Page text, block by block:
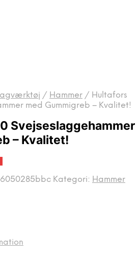
/ Hammer / Hultafors
med Gummigreb – Kvalitet!
Svejseslaggehammer
– Kvalitet!
Kategori: Hammer